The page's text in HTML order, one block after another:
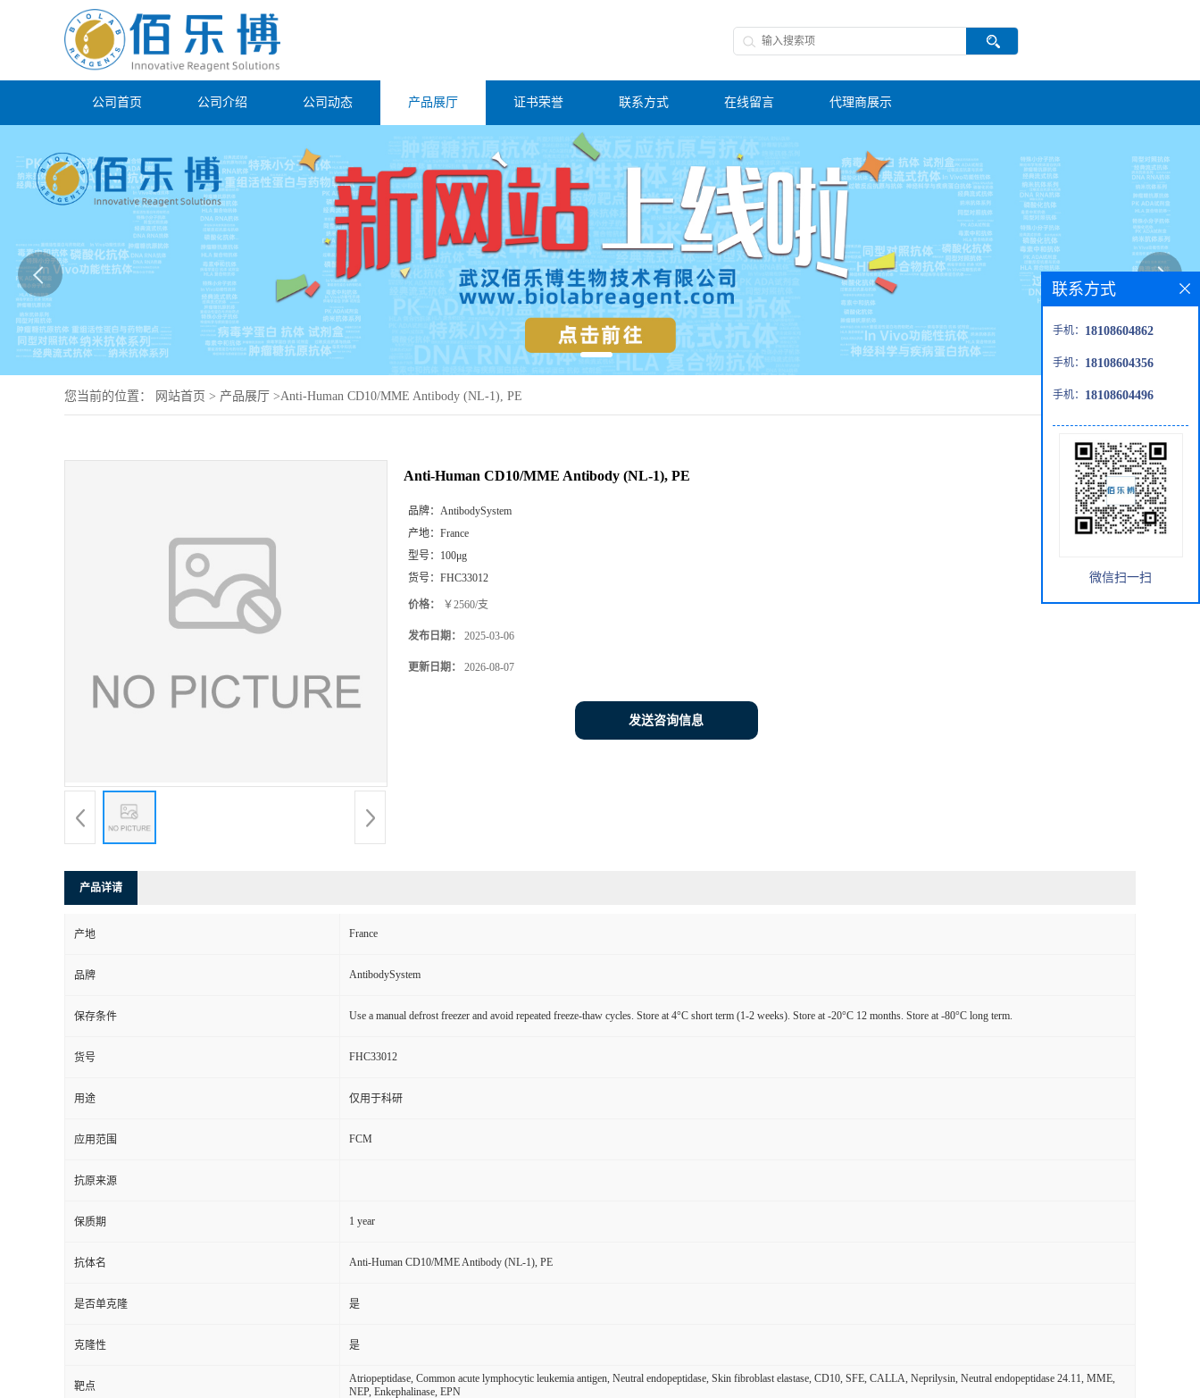
公司首页 公司介绍 公司动态 产品展厅 证书荣誉 联系方式 在线留言 代理商展示
您当前的位置： 网站首页 > 产品展厅 >Anti-Human CD10/MME Antibody (NL-1), PE
Anti-Human CD10/MME Antibody (NL-1), PE
品牌： AntibodySystem
产地： France
型号： 100μg
货号： FHC33012
价格： ￥2560/支
发布日期： 2025-03-06
更新日期： 2026-08-07
发送咨询信息
产品详请
产地 France
品牌 AntibodySystem
保存条件 Use a manual defrost freezer and avoid repeated freeze-thaw cycles. Store at 4°C short term (1-2 weeks). Store at -20°C 12 months. Store at -80°C long term.
货号 FHC33012
用途 仅用于科研
应用范围 FCM
抗原来源
保质期 1 year
抗体名 Anti-Human CD10/MME Antibody (NL-1), PE
是否单克隆 是
克隆性 是
靶点
Atriopeptidase, Common acute lymphocytic leukemia antigen, Neutral endopeptidase, Skin fibroblast elastase, CD10, SFE, CALLA, Neprilysin, Neutral endopeptidase 24.11, MME,
NEP, Enkephalinase, EPN
联系方式
手机： 18108604862
手机： 18108604356
手机： 18108604496
微信扫一扫